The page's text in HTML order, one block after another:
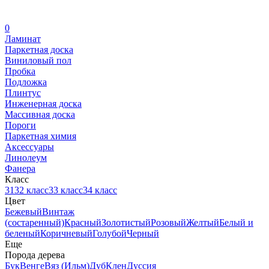
0
Ламинат
Паркетная доска
Виниловый пол
Пробка
Подложка
Плинтус
Инженерная доска
Массивная доска
Пороги
Паркетная химия
Аксессуары
Линолеум
Фанера
Класс
3132 класс33 класс34 класс
Цвет
БежевыйВинтаж
(состаренный)КрасныйЗолотистыйРозовыйЖелтыйБелый и
беленыйКоричневыйГолубойЧерный
Еще
Порода дерева
БукВенгеВяз (Ильм)ДубКленДуссия